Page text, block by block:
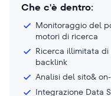
Che c'è dentro:
Monitoraggio del
motori di ricerca
Ricerca illimitata
backlink
Analisi del sito&
Integrazione Data